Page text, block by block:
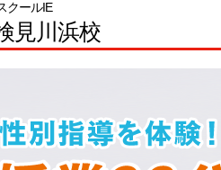
クールIE
見川浜校